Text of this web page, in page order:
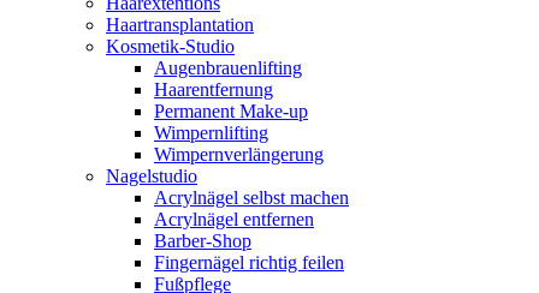
Haartransplantation
Kosmetik-Studio
Augenbrauenlifting
Haarentfernung
Permanent Make-up
Wimpernlifting
Wimpernverlängerung
Nagelstudio
Acrylnägel selbst machen
Acrylnägel entfernen
Barber-Shop
Fingernägel richtig feilen
Fußpflege